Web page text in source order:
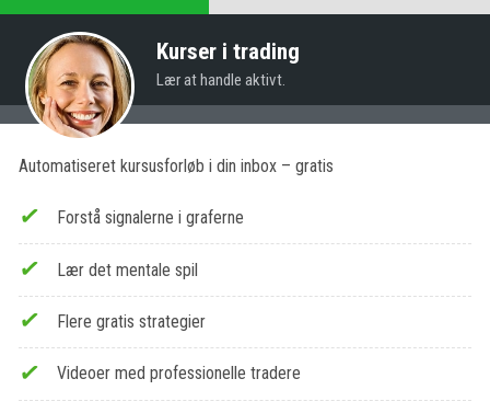
Kurser i trading
Lær at handle aktivt.
Automatiseret kursusforløb i din inbox – gratis
Forstå signalerne i graferne
Lær det mentale spil
Flere gratis strategier
Videoer med professionelle tradere